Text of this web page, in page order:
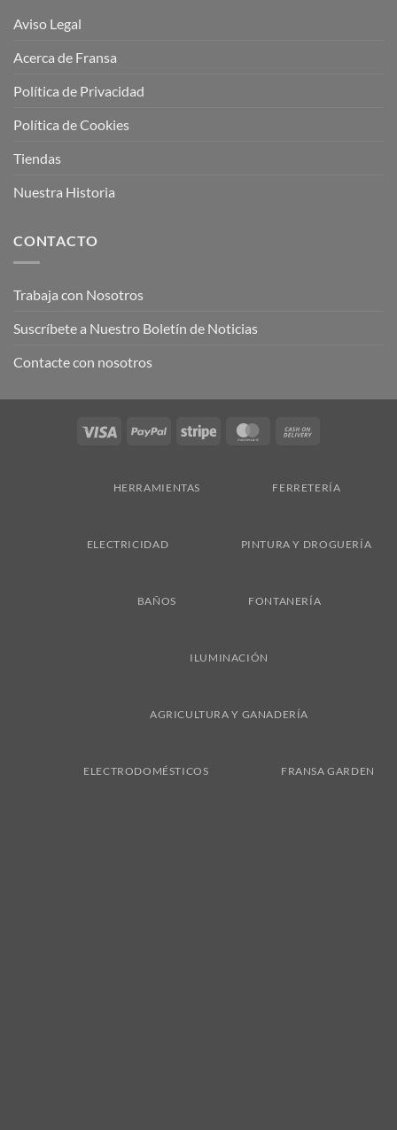
Aviso Legal
Acerca de Fransa
Política de Privacidad
Política de Cookies
Tiendas
Nuestra Historia
CONTACTO
Trabaja con Nosotros
Suscríbete a Nuestro Boletín de Noticias
Contacte con nosotros
Visa PayPal Stripe MasterCard
HERRAMIENTAS FERRETERÍA
ELECTRICIDAD PINTURA Y DROGUERÍA
BAÑOS FONTANERÍA
ILUMINACIÓN
AGRICULTURA Y GANADERÍA
ELECTRODOMÉSTICOS FRANSA GARDEN